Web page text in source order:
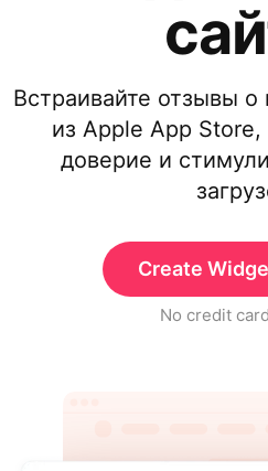
Встраивайте отзывы
из Apple App
доверие и
Create
No credit